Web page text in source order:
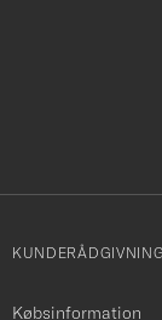
KUNDERÅDGIVNING
Købsinformation